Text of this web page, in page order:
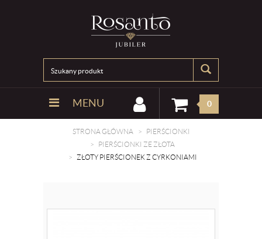
MENU 0
STRONA GŁÓWNA
PIERŚCIONKI
PIERŚCIONKI ZE ZŁOTA
ZŁOTY PIERŚCIONEK Z CYRKONIAMI